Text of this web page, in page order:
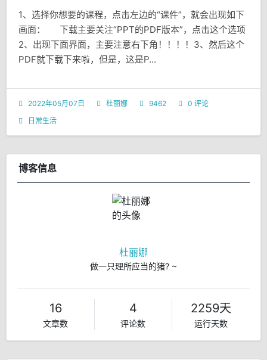
1、选择你想要的课程，点击左边的“课件”，就会出现如下
画面： 下载主要关注“PPT的PDF版本”，点击这个选项
2、出现下面界面，主要注意右下角！！！！3、然后这个
PDF就下载下来啦，但是，这是P...
2022年05月07日 杜丽娜 9462
0 评论
日常生活
博客信息
杜丽娜
做一只理所应当的猪? ~
16
文章数
4
评论数
2259天
运行天数